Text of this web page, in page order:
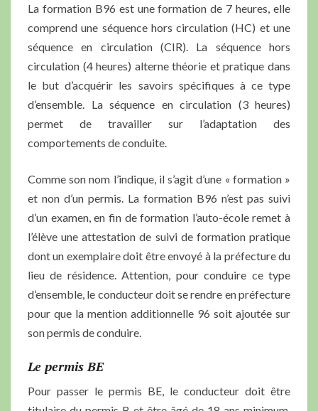
La formation B96 est une formation de 7 heures, elle
comprend une séquence hors circulation (HC) et une
séquence en circulation (CIR). La séquence hors
circulation (4 heures) alterne théorie et pratique dans
le but d’acquérir les savoirs spécifiques à ce type
d’ensemble. La séquence en circulation (3 heures)
permet de travailler sur l’adaptation des
comportements de conduite.
Comme son nom l’indique, il s’agit d’une « formation »
et non d’un permis. La formation B96 n’est pas suivi
d’un examen, en fin de formation l’auto-école remet à
l’élève une attestation de suivi de formation pratique
dont un exemplaire doit être envoyé à la préfecture du
lieu de résidence. Attention, pour conduire ce type
d’ensemble, le conducteur doit se rendre en préfecture
pour que la mention additionnelle 96 soit ajoutée sur
son permis de conduire.
Le permis BE
Pour passer le permis BE, le conducteur doit être